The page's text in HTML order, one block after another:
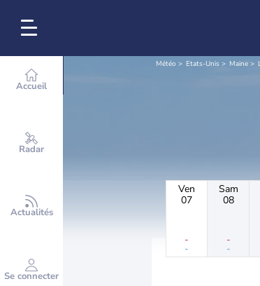
Accueil
Radar
Actualités
Se connecter
Météo Etats-Unis Maine
Ven
07
-
-
Sam
08
-
-